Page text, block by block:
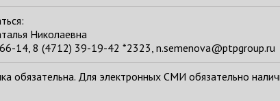
Николаевна
14, 8 (4712) 39-19-42 *2323, n.semenova@ptpgroup.ru
обязательна. Для электронных СМИ обязательно